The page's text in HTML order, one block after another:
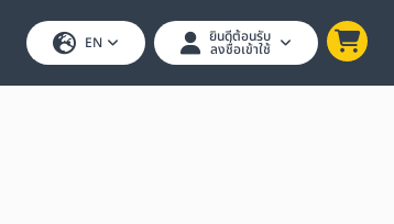
EN ยินดีต้อนรับ
ลงชื่อเข้าใช้